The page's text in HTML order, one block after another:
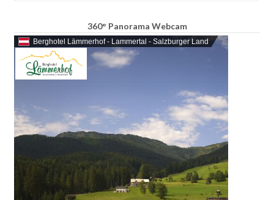
360° Panorama Webcam
Berghotel Lämmerhof - Lammertal - Salzburger Land